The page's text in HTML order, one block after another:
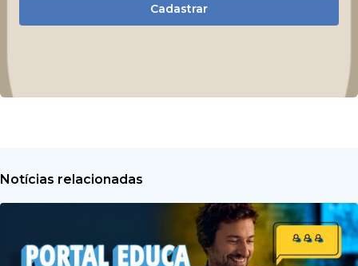
Cadastrar
Notícias relacionadas